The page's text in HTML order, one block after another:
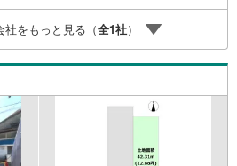
1000万円台の中古マンションを始め多
います。Yahoo！不動産に掲載しきれ
きます。お気軽にお問合せください。
は「C21アクロス」で検索！
をもっと見る（全1社）